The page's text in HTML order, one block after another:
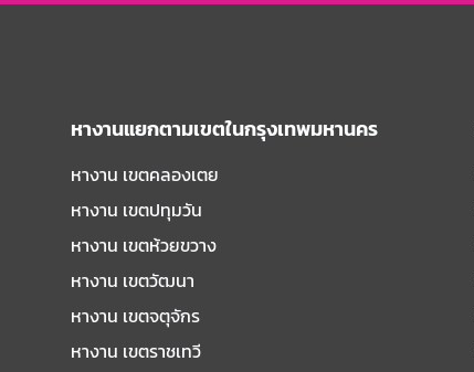
หางานแยกตามเขตในกรุงเทพมหานคร
หางาน เขตคลองเตย
หางาน เขตปทุมวัน
หางาน เขตห้วยขวาง
หางาน เขตวัฒนา
หางาน เขตจตุจักร
หางาน เขตราชเทวี